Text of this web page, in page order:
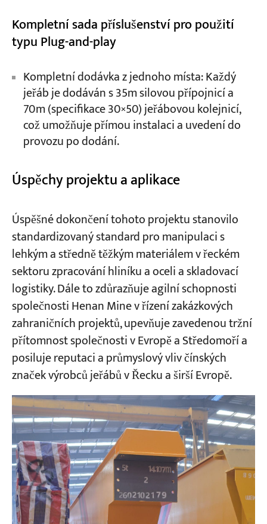
Kompletní sada příslušenství pro použití
typu Plug-and-play
Kompletní dodávka z jednoho místa: Každý
jeřáb je dodáván s 35m silovou přípojnicí a
70m (specifikace 30×50) jeřábovou kolejnicí,
což umožňuje přímou instalaci a uvedení do
provozu po dodání.
Úspěchy projektu a aplikace
Úspěšné dokončení tohoto projektu stanovilo
standardizovaný standard pro manipulaci s
lehkým a středně těžkým materiálem v řeckém
sektoru zpracování hliníku a oceli a skladovací
logistiky. Dále to zdůrazňuje agilní schopnosti
společnosti Henan Mine v řízení zakázkových
zahraničních projektů, upevňuje zavedenou tržní
přítomnost společnosti v Evropě a Středomoří a
posiluje reputaci a průmyslový vliv čínských
značek výrobců jeřábů v Řecku a širší Evropě.